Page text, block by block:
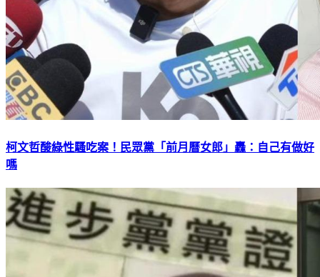
柯文哲酸綠性騷吃案！民眾黨「前月曆女郎」轟：自己有做好
嗎